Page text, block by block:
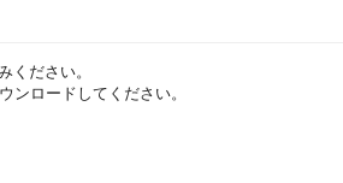
ださい。
ロードしてください。